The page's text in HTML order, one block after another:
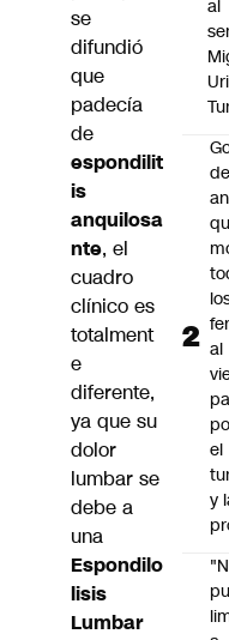
se
difundió
que
padecía
de
espondilit
is
anquilosa
nte, el
cuadro
clínico es
totalment
e
diferente,
ya que su
dolor
lumbar se
debe a
una
Espondilo
lisis
Lumbar
al
al
el
y